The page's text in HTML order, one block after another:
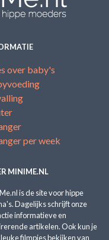
over baby's
per week
MINIME.NL
is de site voor hippe
Dagelijks schrijft onze
informatieve en
artikelen. Ook kun je
filmpjes bekijken van